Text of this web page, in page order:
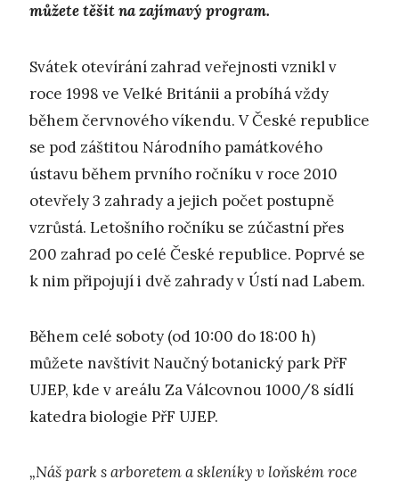
můžete těšit na zajímavý program.
Svátek otevírání zahrad veřejnosti vznikl v
roce 1998 ve Velké Británii a probíhá vždy
během červnového víkendu. V České republice
se pod záštitou Národního památkového
ústavu během prvního ročníku v roce 2010
otevřely 3 zahrady a jejich počet postupně
vzrůstá. Letošního ročníku se zúčastní přes
200 zahrad po celé České republice. Poprvé se
k nim připojují i dvě zahrady v Ústí nad Labem.
Během celé soboty (od 10:00 do 18:00 h)
můžete navštívit Naučný botanický park PřF
UJEP, kde v areálu Za Válcovnou 1000/8 sídlí
katedra biologie PřF UJEP.
„Náš park s arboretem a skleníky v loňském roce